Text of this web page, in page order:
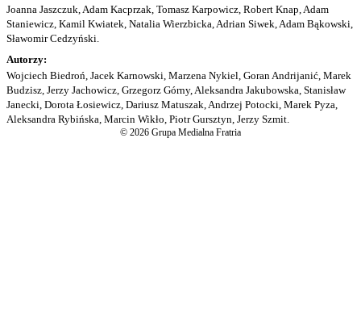
Joanna Jaszczuk, Adam Kacprzak, Tomasz Karpowicz, Robert Knap, Adam
Staniewicz, Kamil Kwiatek, Natalia Wierzbicka, Adrian Siwek, Adam Bąkowski,
Sławomir Cedzyński.
Autorzy:
Wojciech Biedroń, Jacek Karnowski, Marzena Nykiel, Goran Andrijanić, Marek
Budzisz, Jerzy Jachowicz, Grzegorz Górny, Aleksandra Jakubowska, Stanisław
Janecki, Dorota Łosiewicz, Dariusz Matuszak, Andrzej Potocki, Marek Pyza,
Aleksandra Rybińska, Marcin Wikło, Piotr Gursztyn, Jerzy Szmit.
© 2026 Grupa Medialna Fratria